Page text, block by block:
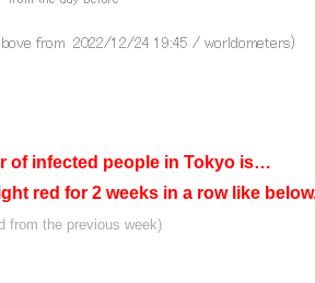
of infected people in Tokyo is…
red for 2 weeks in a row like
from the previous week)